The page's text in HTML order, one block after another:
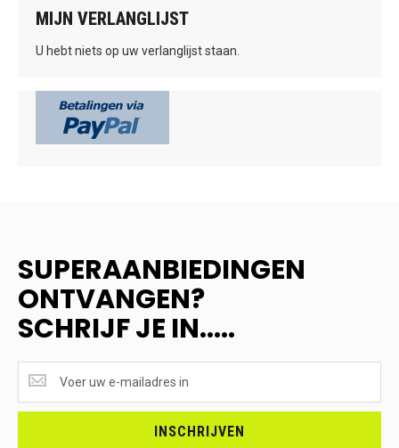
MIJN VERLANGLIJST
U hebt niets op uw verlanglijst staan.
SUPERAANBIEDINGEN
ONTVANGEN?
SCHRIJF JE IN.....
ONTVANGEN?
<br>SCHRIJF
INSCHRIJVEN